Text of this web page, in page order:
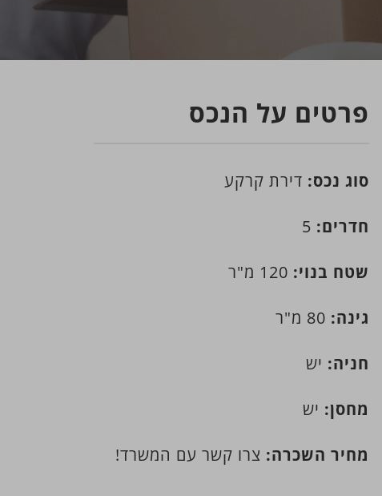
פרטים על הנכס
סוג נכס: דירת קרקע
חדרים:
שטח בנוי:
גינה:
חניה: יש
מחסן: יש
מחיר השכרה: צרו קשר עם המשרד!